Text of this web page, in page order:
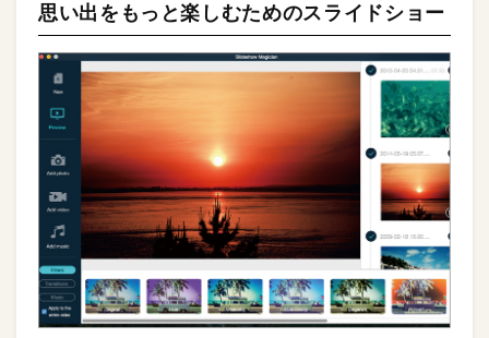
思い出をもっと楽しむためのスライドショー